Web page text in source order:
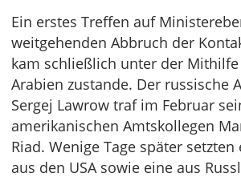
Ein erstes Treffen auf
weitgehenden Abbruch der
kam schließlich unter der Mithilfe
Arabien zustande. Der russische
Sergej Lawrow traf im Februar
amerikanischen Amtskollegen
Riad. Wenige Tage später
aus den USA sowie eine aus